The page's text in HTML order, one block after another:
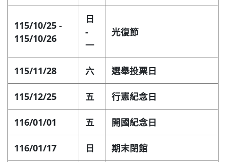
115/10/25 -
115/10/26
日
-
一
光復節
115/11/28 六 選舉投票日
115/12/25 五 行憲紀念日
116/01/01 五 開國紀念日
116/01/17 日 期末閉館